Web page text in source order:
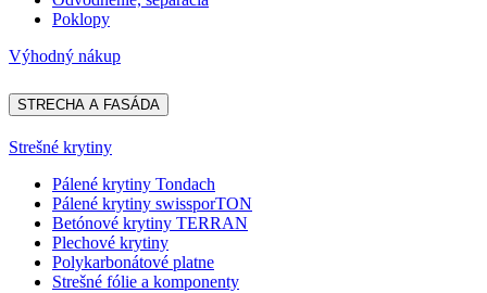
Poklopy
Výhodný nákup
STRECHA A FASÁDA
Strešné krytiny
Pálené krytiny Tondach
Pálené krytiny swissporTON
Betónové krytiny TERRAN
Plechové krytiny
Polykarbonátové platne
Strešné fólie a komponenty